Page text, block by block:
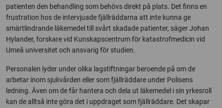
patienten den behandling som behövs direkt på plats. Det finns en
frustration hos de intervjuade fjällräddarna att inte kunna ge
smärtlindrande läkemedel till svårt skadade patienter, säger Johan
Hylander, forskare vid Kunskapscentrum för katastrofmedicin vid
Umeå universitet och ansvarig för studien.
Personalen lyder under olika lagstiftningar beroende på om de
arbetar inom sjukvården eller som fjällräddare under Polisens
ledning. Även om de får hantera och dela ut läkemedel i sin yrkesroll
kan de alltså inte göra det i uppdraget som fjällräddare. Det skapar